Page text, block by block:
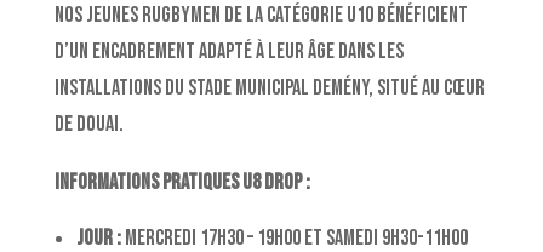
Nos jeunes rugbymen de la catégorie U10 bénéficient
d’un encadrement adapté à leur âge dans les
installations du stade municipal Demény, situé au cœur
de Douai.
Informations pratiques U8 DROP :
Jour :mercredi 17H30 – 19h00 et Samedi 9H30-11H00